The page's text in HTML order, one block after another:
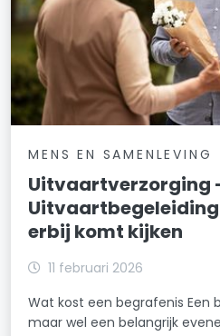
MENS EN SAMENLEVING
Uitvaartverzorging
erbij komt kijken
11 februari 2026
Wat kost een begrafenis Een
maar wel een belangrijk